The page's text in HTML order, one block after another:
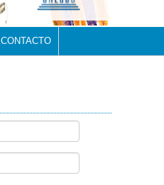
CONTACTO